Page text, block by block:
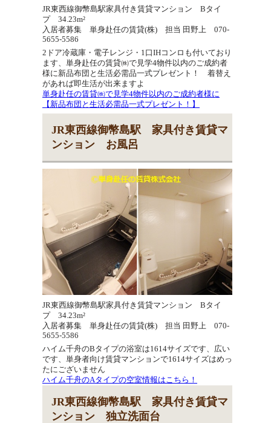
JR東西線御幣島駅家具付き賃貸マンション Bタイ
プ 34.23m²
入居者募集 単身赴任の賃貸(株) 担当 田野上 070-
5655-5586
2ドア冷蔵庫・電子レンジ・1口IHコンロも付いており
ます、単身赴任の賃貸㈱で見学4物件以内のご成約者
様に新品布団と生活必需品一式プレゼント！ 着替え
があれば即生活が出来ますよ
単身赴任の賃貸㈱で見学4物件以内のご成約者様に
【新品布団と生活必需品一式プレゼント！】
JR東西線御幣島駅 家具付き賃貸マ
ンション お風呂
JR東西線御幣島駅家具付き賃貸マンション Bタイ
プ 34.23m²
入居者募集 単身赴任の賃貸(株) 担当 田野上 070-
5655-5586
ハイム千舟のBタイプの浴室は1614サイズです、広い
です、単身者向け賃貸マンションで1614サイズはめっ
たにございません
ハイム千舟のAタイプの空室情報はこちら！
JR東西線御幣島駅 家具付き賃貸マ
ンション 独立洗面台